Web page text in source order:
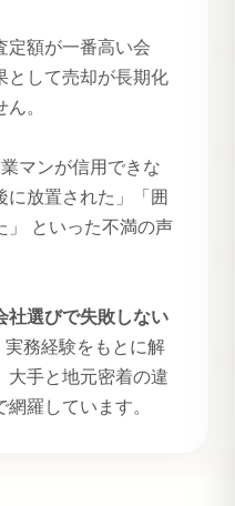
定額が一番高い会
として売却が長期化
。
マンが信用できな
に放置された」「囲
」 といった不満の声
社選びで失敗しない
実務経験をもとに解
大手と地元密着の違
羅しています。